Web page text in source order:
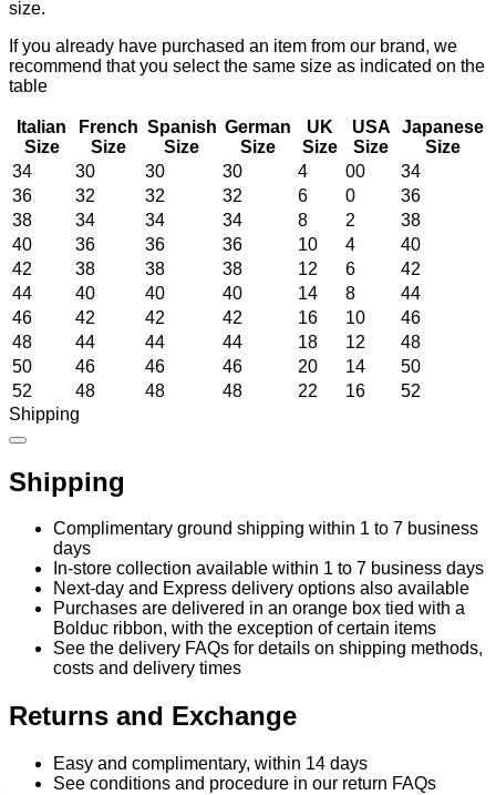
size.
If you already have purchased an item from our brand, we
recommend that you select the same size as indicated on the
table
Italian
Size
French
Size
Spanish
Size
German
Size
UK
Size
USA
Size
Japanese
Size
34
30 30 30 4 00
34
36
32 32 32 6 0
36
38
34 34 34 8 2
38
40
36 36 36 10 4
40
42
38 38 38 12 6
42
44
40 40 40 14 8
44
46
42 42 42 16 10
46
48
44 44 44 18 12
48
50
46 46 46 20 14
50
52
48 48 48 22 16
52
Shipping
Shipping
Complimentary ground shipping within 1 to 7 business
days
In-store collection available within 1 to 7 business days
Next-day and Express delivery options also available
Purchases are delivered in an orange box tied with a
Bolduc ribbon, with the exception of certain items
See the delivery FAQs for details on shipping methods,
costs and delivery times
Returns and Exchange
Easy and complimentary, within 14 days
See conditions and procedure in our return FAQs